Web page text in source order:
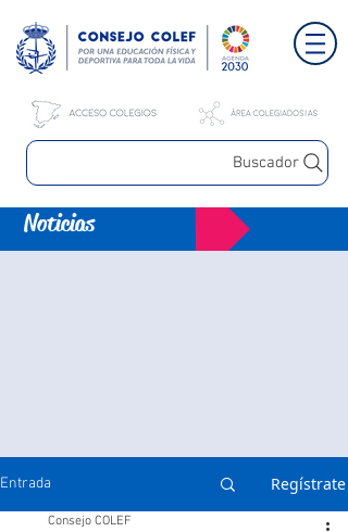
Buscador
Noticias
Entrada Regístrate
Consejo COLEF